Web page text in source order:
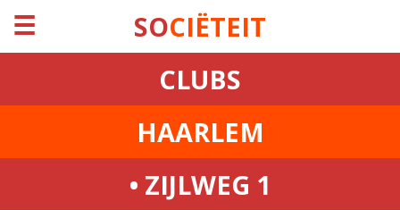
☰ SOCIËTEIT
CLUBS
HAARLEM
• ZIJLWEG 1